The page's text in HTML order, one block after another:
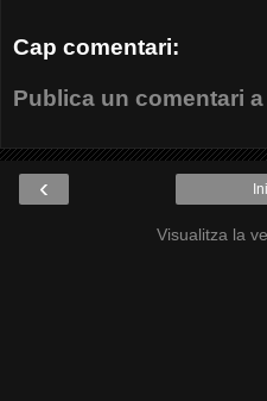
Cap comentari:
Publica un comentari
‹
Visualitza la